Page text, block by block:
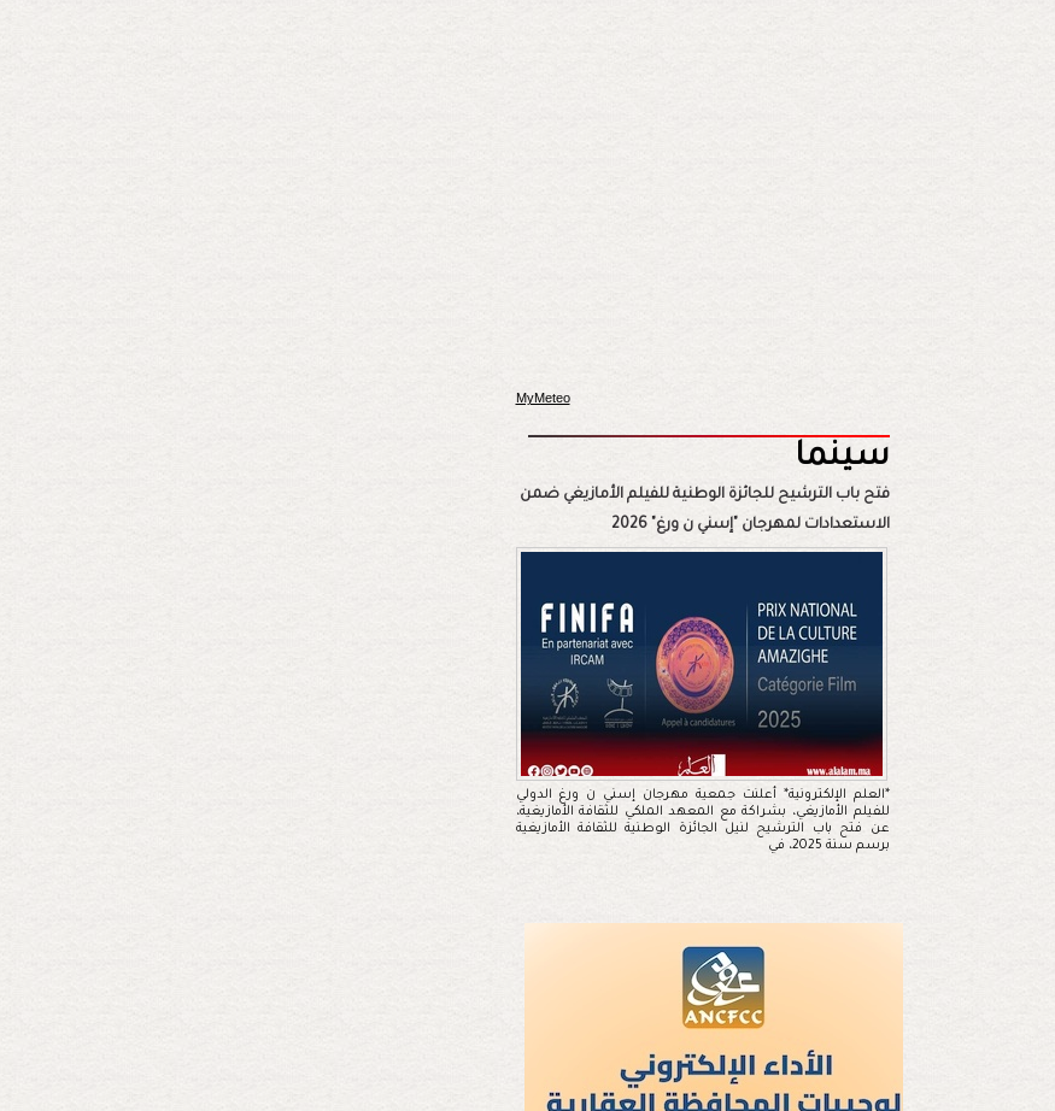
MyMeteo
سينما
فتح باب الترشيح للجائزة الوطنية للفيلم الأمازيغي ضمن
الاستعدادات لمهرجان "إسني ن ورغ" 2026
*العلم الإلكترونية* أعلنت جمعية مهرجان إسني ن ورغ الدولي
للفيلم الأمازيغي، بشراكة مع المعهد الملكي للثقافة الأمازيغية،
عن فتح باب الترشيح لنيل الجائزة الوطنية للثقافة الأمازيغية
برسم سنة 2025، في